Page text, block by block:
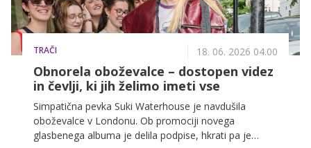
TRAČI 18. 06. 2026 04.00
Obnorela oboževalce – dostopen videz
in čevlji, ki jih želimo imeti vse
Simpatična pevka Suki Waterhouse je navdušila
oboževalce v Londonu. Ob promociji novega
glasbenega albuma je delila podpise, hkrati pa je